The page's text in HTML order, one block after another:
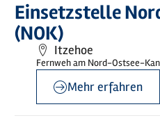
Einsetzstelle
(NOK)
Itzehoe
Fernweh am Nord-Ostsee-
Mehr
erfahren
Mehr erfahren